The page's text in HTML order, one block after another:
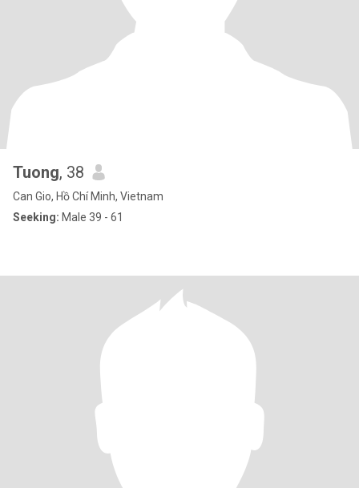
Tuong, 38
Can Gio, Hồ Chí Minh, Vietnam
Seeking: Male 39 - 61